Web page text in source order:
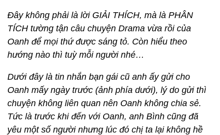
Đây không phải là lời GIẢI THÍCH, mà là PHÂN
TÍCH tường tận câu chuyện Drama vừa rồi của
Oanh để mọi thứ được sáng tỏ. Còn hiểu theo
hướng nào thì tuỳ mỗi người nhé…
Dưới đây là tin nhắn bạn gái cũ anh ấy gửi cho
Oanh mấy ngày trước (ảnh phía dưới), lý do gửi thì
chuyện không liên quan nên Oanh không chia sẻ.
Tức là trước khi đến với Oanh, anh Bình cũng đã
yêu một số người nhưng lúc đó chị ta lại không hề